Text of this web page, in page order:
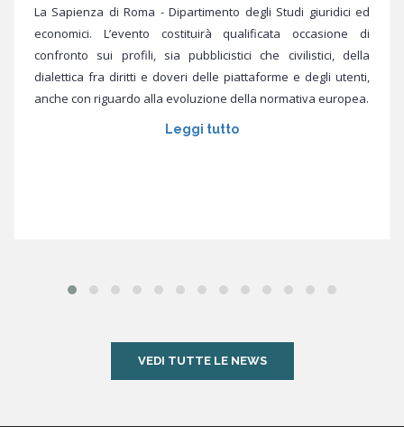
La Sapienza di Roma - Dipartimento degli Studi giuridici ed
economici. L’evento costituirà qualificata occasione di
confronto sui profili, sia pubblicistici che civilistici, della
dialettica fra diritti e doveri delle piattaforme e degli utenti,
anche con riguardo alla evoluzione della normativa europea.
Leggi tutto
VEDI TUTTE LE NEWS